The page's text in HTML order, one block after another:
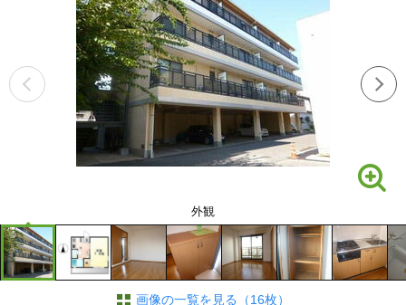
外観
画像の一覧を見る（16枚）